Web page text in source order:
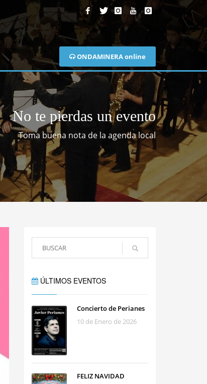
ONDAMINERA online
No te pierdas un evento
Toma buena nota de la agenda local
ÚLTIMOS EVENTOS
Concierto de Perianes
10 de Enero de 2026
FELIZ NAVIDAD